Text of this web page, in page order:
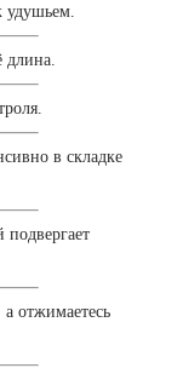
удушьем.
длина.
в складке
подвергает
отжимаетесь